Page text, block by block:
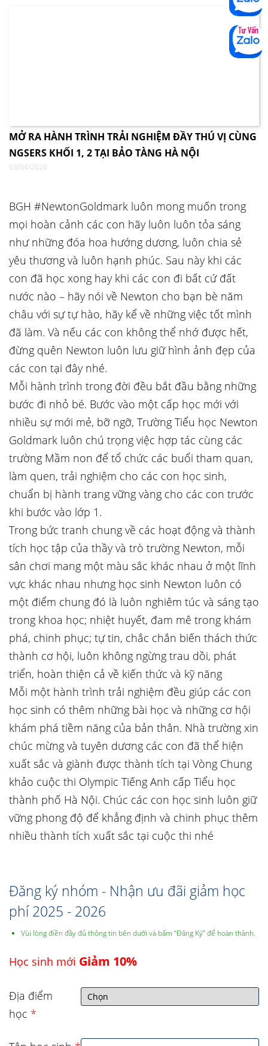
MỞ RA HÀNH TRÌNH TRẢI NGHIỆM ĐẦY THÚ VỊ CÙNG
NGSERS KHỐI 1, 2 TẠI BẢO TÀNG HÀ NỘI
03/04/2026
BGH #NewtonGoldmark luôn mong muốn trong
mọi hoàn cảnh các con hãy luôn luôn tỏa sáng
như những đóa hoa hướng dương, luôn chia sẻ
yêu thương và luôn hạnh phúc. Sau này khi các
con đã học xong hay khi các con đi bất cứ đất
nước nào – hãy nói về Newton cho bạn bè năm
châu với sự tự hào, hãy kể về những việc tốt mình
đã làm. Và nếu các con không thể nhớ được hết,
đừng quên Newton luôn lưu giữ hình ảnh đẹp của
các con tại đây nhé.
Mỗi hành trình trong đời đều bắt đầu bằng những
bước đi nhỏ bé. Bước vào một cấp học mới với
nhiều sự mới mẻ, bỡ ngỡ, Trường Tiểu học Newton
Goldmark luôn chú trọng việc hợp tác cùng các
trường Mầm non để tổ chức các buổi tham quan,
làm quen, trải nghiệm cho các con học sinh,
chuẩn bị hành trang vững vàng cho các con trước
khi bước vào lớp 1.
Trong bức tranh chung về các hoạt động và thành
tích học tập của thầy và trò trường Newton, mỗi
sân chơi mang một màu sắc khác nhau ở một lĩnh
vực khác nhau nhưng học sinh Newton luôn có
một điểm chung đó là luôn nghiêm túc và sáng tạo
trong khoa học; nhiệt huyết, đam mê trong khám
phá, chinh phục; tự tin, chắc chắn biến thách thức
thành cơ hội, luôn không ngừng trau dồi, phát
triển, hoàn thiện cả về kiến thức và kỹ năng
Mỗi một hành trình trải nghiệm đều giúp các con
học sinh có thêm những bài học và những cơ hội
khám phá tiềm năng của bản thân. Nhà trường xin
chúc mừng và tuyên dương các con đã thể hiện
xuất sắc và giành được thành tích tại Vòng Chung
khảo cuộc thi Olympic Tiếng Anh cấp Tiểu học
thành phố Hà Nội. Chúc các con học sinh luôn giữ
vững phong độ để khẳng định và chinh phục thêm
nhiều thành tích xuất sắc tại cuộc thi nhé
Đăng ký nhóm - Nhận ưu đãi giảm học
phí 2025 - 2026
Vùi lòng điền đầy đủ thông tin bên dưới và bấm “Đăng Ký” để hoàn thành.
Học sinh mới Giảm 10%
Địa điểm
học *